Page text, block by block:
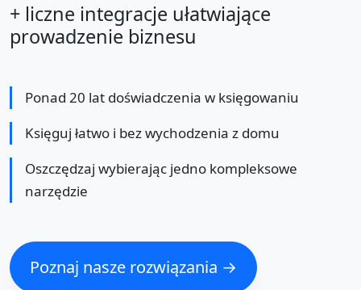
+ liczne integracje ułatwiające
prowadzenie biznesu
Ponad 20 lat doświadczenia w księgowaniu
Księguj łatwo i bez wychodzenia z domu
Oszczędzaj wybierając jedno kompleksowe
narzędzie
Poznaj nasze rozwiązania →